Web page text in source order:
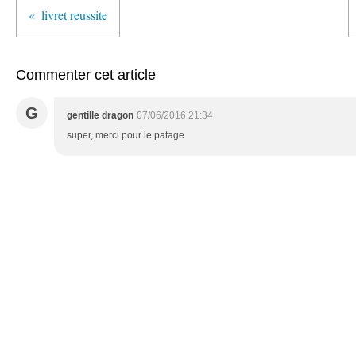
livret reussite
Commenter cet article
G gentille dragon 07/06/2016 21:34
super, merci pour le patage